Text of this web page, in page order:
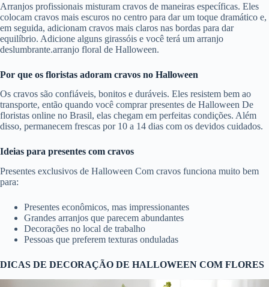
Arranjos profissionais misturam cravos de maneiras específicas. Eles
colocam cravos mais escuros no centro para dar um toque dramático e,
em seguida, adicionam cravos mais claros nas bordas para dar
equilíbrio. Adicione alguns girassóis e você terá um arranjo
deslumbrante.arranjo floral de Halloween.
Por que os floristas adoram cravos no Halloween
Os cravos são confiáveis, bonitos e duráveis. Eles resistem bem ao
transporte, então quando você comprar presentes de Halloween De
floristas online no Brasil, elas chegam em perfeitas condições. Além
disso, permanecem frescas por 10 a 14 dias com os devidos cuidados.
Ideias para presentes com cravos
Presentes exclusivos de Halloween Com cravos funciona muito bem
para:
Presentes econômicos, mas impressionantes
Grandes arranjos que parecem abundantes
Decorações no local de trabalho
Pessoas que preferem texturas onduladas
DICAS DE DECORAÇÃO DE HALLOWEEN COM FLORES